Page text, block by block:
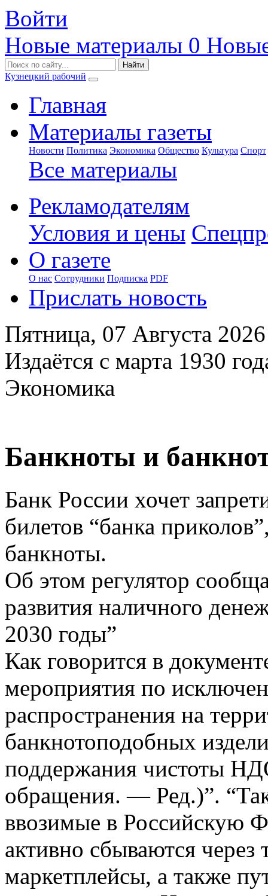
Войти
Новые материалы 0
Кузнецкий рабочий
Главная
Материалы газеты
Новости Политика Экономика Общество Культура Спорт
Все материалы
Рекламодателям
Условия и цены
О газете
О нас Сотрудники Подписка PDF
Прислать новость
Пятница, 07 Августа 2026
Издаётся с марта 1930
Экономика
Банкноты и
Банк России хочет
билетов “банка
банкноты.
Об этом регулятор
развития наличного
2030 годы”
Как говорится в
мероприятия по
распространения на
банкнотоподобных
поддержания чистоты
обращения. — Ред.)”.
ввозимые в Российскую
активно сбываются через
маркетплейсы, а также